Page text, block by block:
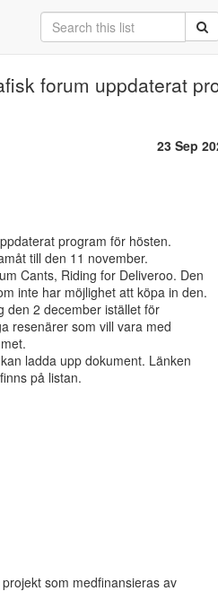
forum uppdaterat
23 Sep
program för hösten.
till den 11 november.
Cants, Riding for Deliveroo. Den
inte har möjlighet att köpa in den.
den 2 december istället för
resenärer som vill vara med
ladda upp dokument. Länken
på listan.
som medfinansieras av